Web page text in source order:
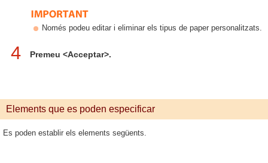
Només podeu editar i eliminar els tipus de paper personalitzats.
4 Premeu <Acceptar>.
Elements que es poden especificar
Es poden establir els elements següents.